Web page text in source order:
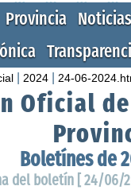
Provincia Noticias
2024 24-06-
Oficial
Boletínes de
del boletín [ 24/06/